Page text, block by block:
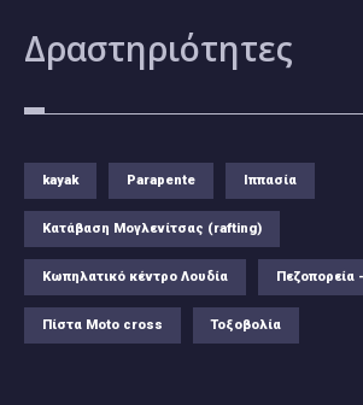
Δραστηριότητες
kayak Parapente Ιππασία
Κατάβαση Μογλενίτσας (rafting)
Κωπηλατικό κέντρο Λουδία Πεζοπορεία
Πίστα Moto cross Τοξοβολία